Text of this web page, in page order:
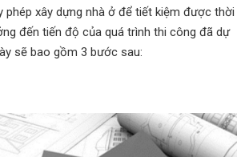
phép xây dựng nhà ở để tiết kiệm được thời
đến tiến độ của quá trình thi công đã dự
sẽ bao gồm 3 bước sau: